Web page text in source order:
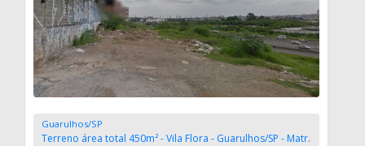
Guarulhos/SP
Terreno área total 450m² - Vila Flora - Guarulhos/SP - Matr.